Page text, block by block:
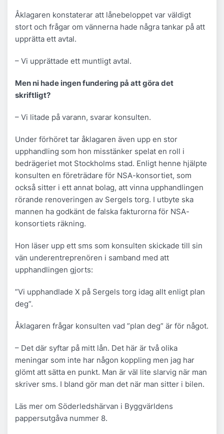
Åklagaren konstaterar att lånebeloppet var väldigt
stort och frågar om vännerna hade några tankar på att
upprätta ett avtal.
– Vi upprättade ett muntligt avtal.
Men ni hade ingen fundering på att göra det
skriftligt?
– Vi litade på varann, svarar konsulten.
Under förhöret tar åklagaren även upp en stor
upphandling som hon misstänker spelat en roll i
bedrägeriet mot Stockholms stad. Enligt henne hjälpte
konsulten en företrädare för NSA-konsortiet, som
också sitter i ett annat bolag, att vinna upphandlingen
rörande renoveringen av Sergels torg. I utbyte ska
mannen ha godkänt de falska fakturorna för NSA-
konsortiets räkning.
Hon läser upp ett sms som konsulten skickade till sin
vän underentreprenören i samband med att
upphandlingen gjorts:
”Vi upphandlade X på Sergels torg idag allt enligt plan
deg”.
Åklagaren frågar konsulten vad ”plan deg” är för något.
– Det där syftar på mitt lån. Det här är två olika
meningar som inte har någon koppling men jag har
glömt att sätta en punkt. Man är väl lite slarvig när man
skriver sms. I bland gör man det när man sitter i bilen.
Läs mer om Söderledshärvan i Byggvärldens
pappersutgåva nummer 8.